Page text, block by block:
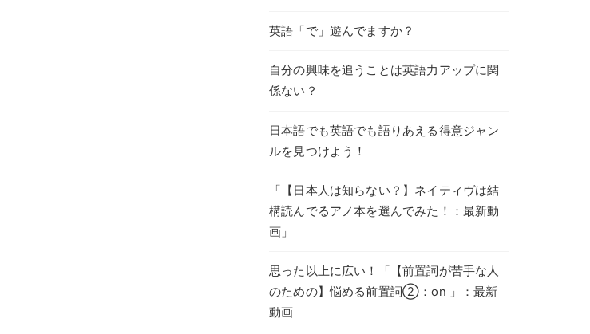
英語「で」遊んでますか？
自分の興味を追うことは英語力アップに関
係ない？
日本語でも英語でも語りあえる得意ジャン
ルを見つけよう！
「【日本人は知らない？】ネイティヴは結
構読んでるアノ本を選んでみた！：最新動
画」
思った以上に広い！「【前置詞が苦手な人
のための】悩める前置詞②：on 」：最新
動画